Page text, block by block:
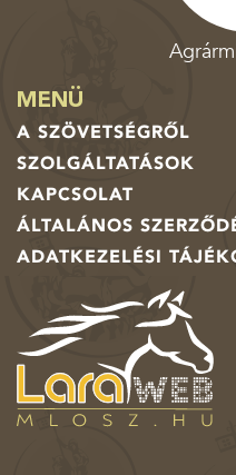
MENÜ
A SZÖVETSÉGRŐL
SZOLGÁLTATÁSOK
KAPCSOLAT
ÁLTALÁNOS
ADATKEZELÉSI